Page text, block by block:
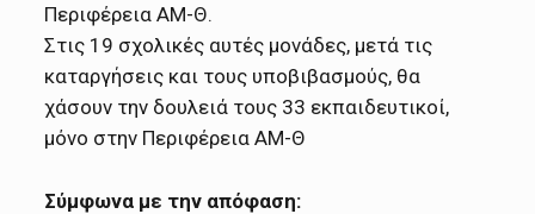
Περιφέρεια ΑΜ-Θ.
Στις 19 σχολικές αυτές μονάδες, μετά τις
καταργήσεις και τους υποβιβασμούς, θα
χάσουν την δουλειά τους 33 εκπαιδευτικοί,
μόνο στην Περιφέρεια ΑΜ-Θ
Σύμφωνα με την απόφαση: